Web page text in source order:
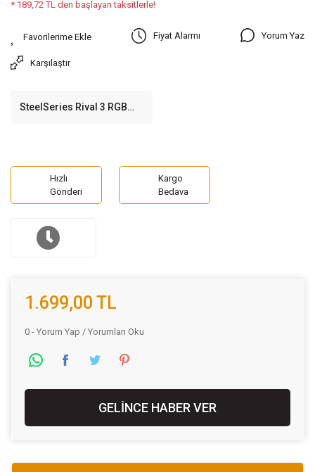
* 189,72 TL den başlayan taksitlerle!
Fiyat Alarmı Yorum Yaz
Karşılaştır
SteelSeries Rival 3 RGB
Hızlı
Gönderi
Kargo
Bedava
1.699,00 TL
0 - Yorum Yap / Yorumları Oku
GELİNCE HABER VER